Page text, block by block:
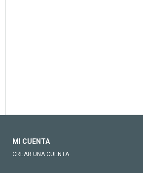
MI CUENTA
CREAR UNA CUENTA